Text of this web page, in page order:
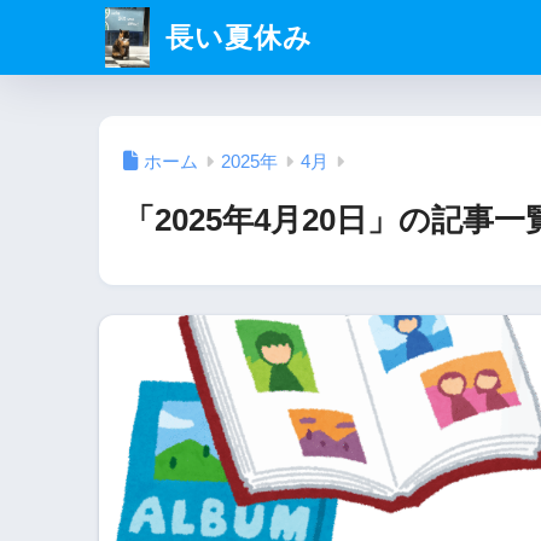
長い夏休み
ホーム 2025年 4月
「2025年4月20日」の記事一